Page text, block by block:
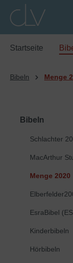
Zur
Startseite
Bibeln Menge
Bibeln
Schlachter
MacArthur
Menge 2020
EsraBibel
Kinderbibeln
Hörbibeln